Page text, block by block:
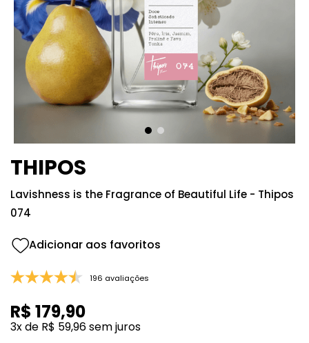
THIPOS
Lavishness is the Fragrance of Beautiful Life - Thipos
074
196 avaliações
R$ 179,90
3x de R$ 59,96sem juros
7º
101
8º
good girl
º
118
10º 212